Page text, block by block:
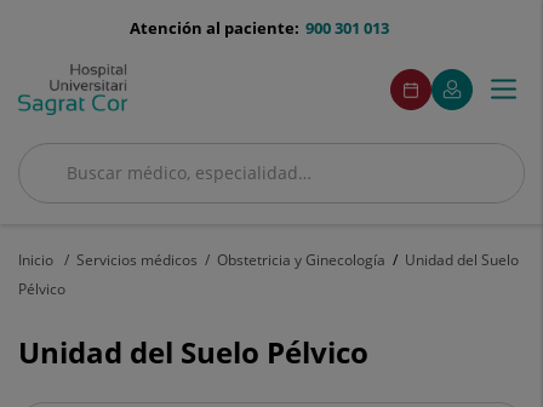
menu-
900 301 013
Atención al paciente:
Buscar
Buscar
menuAcceso
Pedir
cita
Este
enlace
se
en
Mi
Quirónsalud
Este
enlace
se
en
ventana
Menú
Inicio Servicios médicos Obstetricia y Ginecología
Unidad del Suelo
Pélvico
Unidad del Suelo Pélvico